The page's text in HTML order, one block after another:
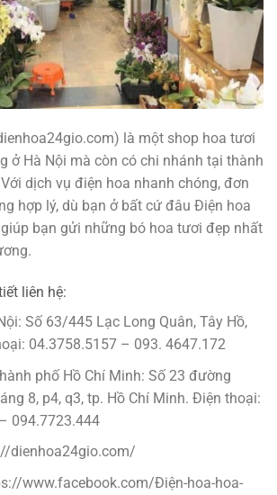
là một shop hoa tươi
ở Hà Nội mà còn có chi nhánh tại thành
dịch vụ điện hoa nhanh chóng, đơn
hợp lý, dù bạn ở bất cứ đâu Điện hoa
bạn gửi những bó hoa tươi đẹp nhất
liên hệ:
Số 63/445 Lạc Long Quân, Tây Hồ,
04.3758.5157 – 093. 4647.172
phố Hồ Chí Minh: Số 23 đường
8, p4, q3, tp. Hồ Chí Minh. Điện thoại:
094.7723.444
dienhoa24gio.com/
www.facebook.com/Điện-hoa-hoa-